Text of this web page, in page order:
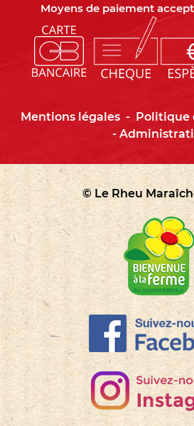
Moyens de paiement
Mentions légales - Politique
-
© Le Rheu